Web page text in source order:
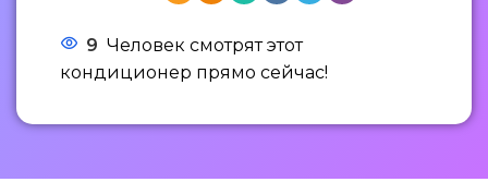
9 Человек смотрят этот
кондиционер прямо сейчас!